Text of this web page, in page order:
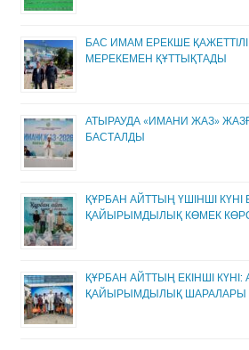
БАС ИМАМ ЕРЕКШЕ
МЕРЕКЕМЕН ҚҰТТЫҚТАДЫ
АТЫРАУДА «ИМАНИ ЖАЗ»
БАСТАЛДЫ
ҚҰРБАН АЙТТЫҢ ҮШІНШІ
ҚАЙЫРЫМДЫЛЫҚ КӨМЕК
ҚҰРБАН АЙТТЫҢ ЕКІНШІ КҮНІ:
ҚАЙЫРЫМДЫЛЫҚ ШАРАЛАРЫ